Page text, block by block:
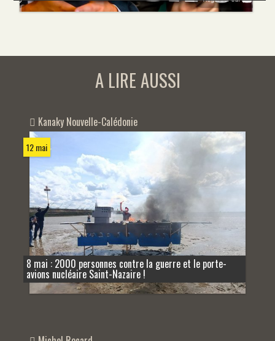
A LIRE AUSSI
Kanaky Nouvelle-Calédonie
12 mai
8 mai : 2000 personnes contre la guerre et le porte-
avions nucléaire Saint-Nazaire !